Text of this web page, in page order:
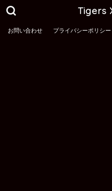
Tigers
お問い合わせ プライバシーポリシー